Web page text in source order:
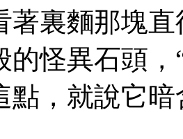
著裏麵那塊
的怪異石頭
點，就說它